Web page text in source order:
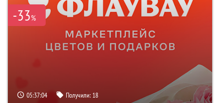
-33%
05:37:03 Получили: 18